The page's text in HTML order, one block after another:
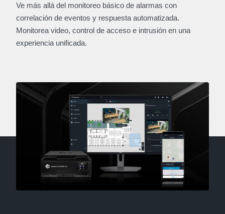
Ve más allá del monitoreo básico de alarmas con
correlación de eventos y respuesta automatizada.
Monitorea video, control de acceso e intrusión en una
experiencia unificada.